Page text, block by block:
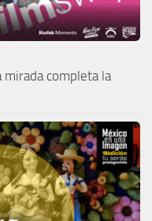
completa la